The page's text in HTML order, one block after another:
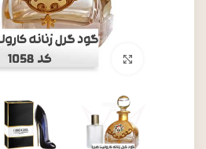
برای بزرگنمایی کلیک کنید